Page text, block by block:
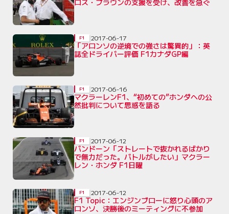
ロス・ブラウンの支援を受け、改善を急ぐ
「アロンソの逆境での強さは驚異的」：英
誌全ドライバー評価 F1カナダGP編
F1 2017-06-17
マクラーレンF1、“初めての”ホンダへの公
然批判について思惑を語る
F1 2017-06-16
バンドーン「ストレートで抜かれるばかり
で無力だった。バトルがしたい」マクラー
レン・ホンダ F1日曜
F1 2017-06-12
F1 Topic：エンジンブローに怒り心頭のア
ロンソ、決勝後のミーティングに不参加
F1 2017-06-12